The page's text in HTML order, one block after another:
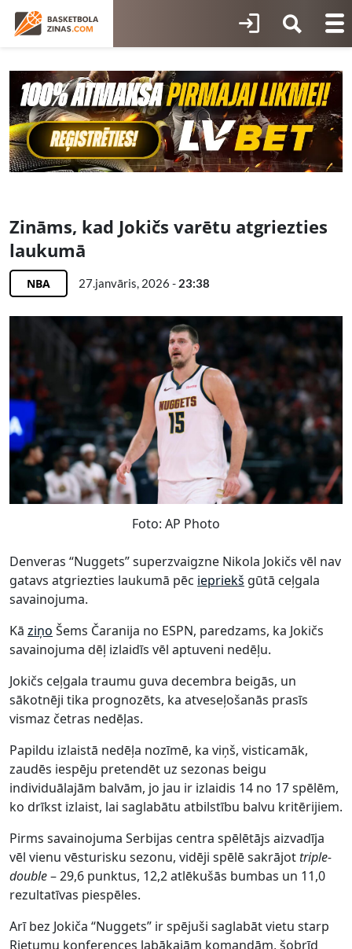
Zināms, kad Jokičs varētu atgriezties
laukumā
NBA 27.janvāris, 2026 - 23:38
Foto: AP Photo
Denveras “Nuggets” superzvaigzne Nikola Jokičs vēl nav
gatavs atgriezties laukumā pēc iepriekš gūtā ceļgala
savainojuma.
Kā ziņo Šems Čaranija no ESPN, paredzams, ka Jokičs
savainojuma dēļ izlaidīs vēl aptuveni nedēļu.
Jokičs ceļgala traumu guva decembra beigās, un
sākotnēji tika prognozēts, ka atveseļošanās prasīs
vismaz četras nedēļas.
Papildu izlaistā nedēļa nozīmē, ka viņš, visticamāk,
zaudēs iespēju pretendēt uz sezonas beigu
individuālajām balvām, jo jau ir izlaidis 14 no 17 spēlēm,
ko drīkst izlaist, lai saglabātu atbilstību balvu kritērijiem.
Pirms savainojuma Serbijas centra spēlētājs aizvadīja
vēl vienu vēsturisku sezonu, vidēji spēlē sakrājottriple-
double– 29,6 punktus, 12,2 atlēkušās bumbas un 11,0
rezultatīvas piespēles.
Arī bez Jokiča “Nuggets” ir spējuši saglabāt vietu starp
Rietumu konferences labākajām komandām, šobrīd